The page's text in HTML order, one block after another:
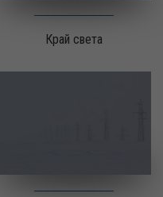
Край света